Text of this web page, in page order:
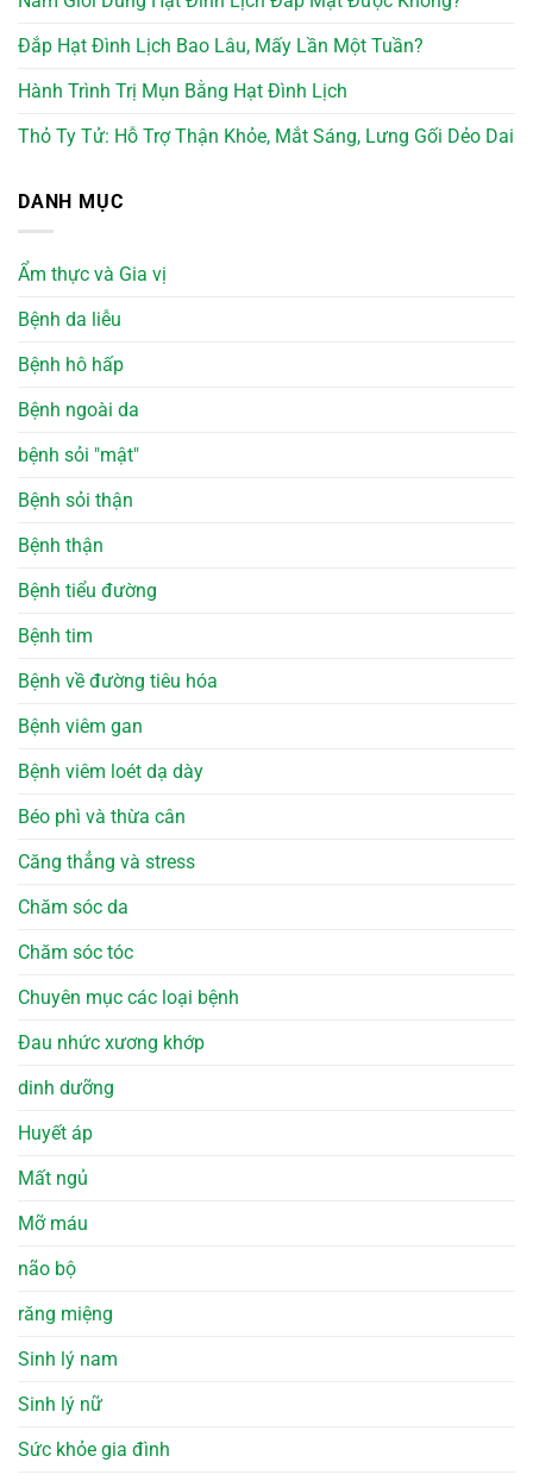
Đắp Hạt Đình Lịch Bao Lâu, Mấy Lần Một Tuần?
Hành Trình Trị Mụn Bằng Hạt Đình Lịch
Thỏ Ty Tử: Hỗ Trợ Thận Khỏe, Mắt Sáng, Lưng Gối Dẻo Dai
DANH MỤC
Ẩm thực và Gia vị
Bệnh da liễu
Bệnh hô hấp
Bệnh ngoài da
bệnh sỏi "mật"
Bệnh sỏi thận
Bệnh thận
Bệnh tiểu đường
Bệnh tim
Bệnh về đường tiêu hóa
Bệnh viêm gan
Bệnh viêm loét dạ dày
Béo phì và thừa cân
Căng thẳng và stress
Chăm sóc da
Chăm sóc tóc
Chuyên mục các loại bệnh
Đau nhức xương khớp
dinh dưỡng
Huyết áp
Mất ngủ
Mỡ máu
não bộ
răng miệng
Sinh lý nam
Sinh lý nữ
Sức khỏe gia đình